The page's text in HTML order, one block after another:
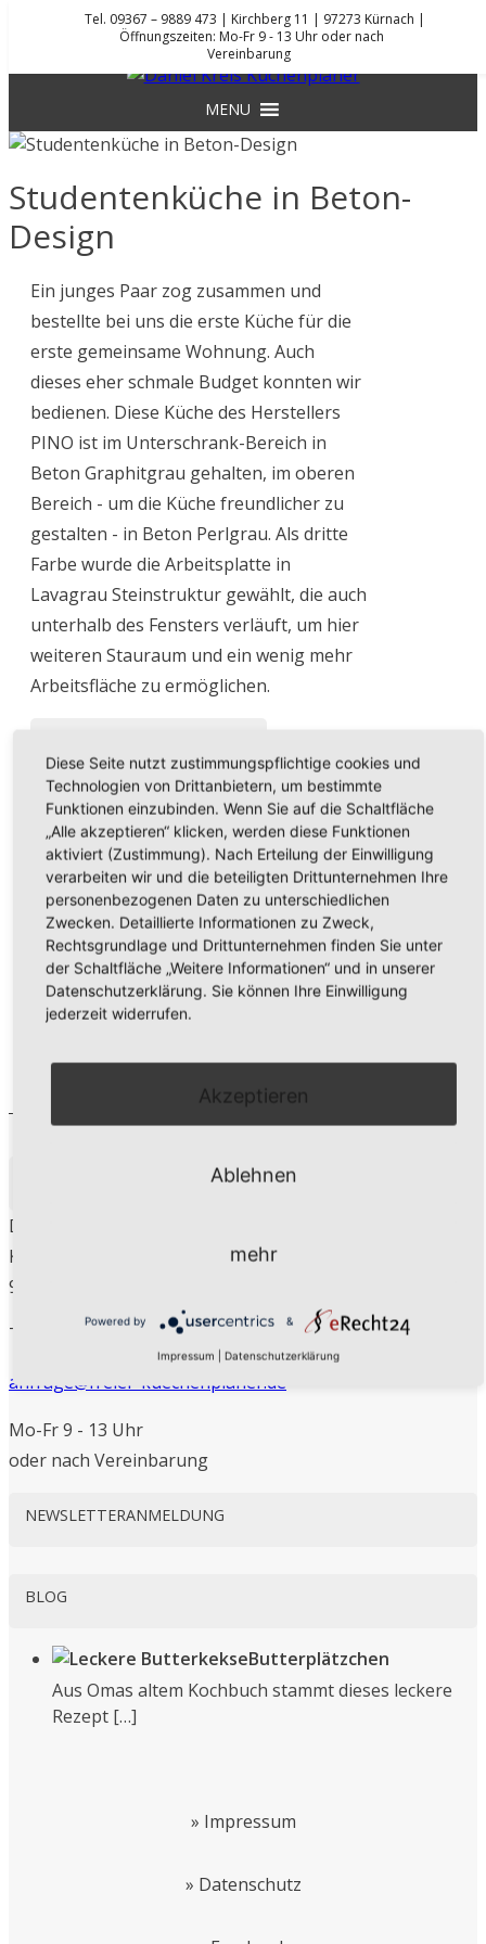
content
DANIEL KREIS KÜCHENPLANER
MENU
Studentenküche in Beton-
Design
Ein junges Paar zog zusammen und
bestellte bei uns die erste Küche für die
erste gemeinsame Wohnung. Auch
dieses eher schmale Budget konnten wir
bedienen. Diese Küche des Herstellers
PINO ist im Unterschrank-Bereich in
Beton Graphitgrau gehalten, im oberen
Bereich - um die Küche freundlicher zu
gestalten - in Beton Perlgrau. Als dritte
Farbe wurde die Arbeitsplatte in
Lavagrau Steinstruktur gewählt, die auch
unterhalb des Fensters verläuft, um hier
weiteren Stauraum und ein wenig mehr
Arbeitsfläche zu ermöglichen.
Seitenansicht
Frontale
Kochen
Daniel Kreis
Kirchberg 11
97273 Kürnach
Tel. 09367 – 9889 473
anfrage@freier-kuechenplaner.de
Mo-Fr 9 - 13 Uhr
oder nach Vereinbarung
NEWSLETTERANMELDUNG
BLOG
Butterplätzchen
Aus Omas altem Kochbuch stammt dieses leckere
Rezept […]
» Impressum
» Datenschutz
Tel. 09367 – 9889 473 | Kirchberg 11 | 97273 Kürnach |
Öffnungszeiten: Mo-Fr 9 - 13 Uhr oder nach
Vereinbarung
Diese Seite nutzt zustimmungspflichtige cookies und
Technologien von Drittanbietern, um bestimmte
Funktionen einzubinden. Wenn Sie auf die Schaltfläche
„Alle akzeptieren“ klicken, werden diese Funktionen
aktiviert (Zustimmung). Nach Erteilung der Einwilligung
verarbeiten wir und die beteiligten Drittunternehmen Ihre
personenbezogenen Daten zu unterschiedlichen
Zwecken. Detaillierte Informationen zu Zweck,
Rechtsgrundlage und Drittunternehmen finden Sie unter
der Schaltfläche „Weitere Informationen“ und in unserer
Datenschutzerklärung. Sie können Ihre Einwilligung
jederzeit widerrufen.
Akzeptieren
Ablehnen
mehr
Powered by &
Impressum Datenschutzerklärung